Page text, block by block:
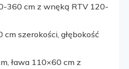
360 cm z wnęką RTV 120-
szerokości, głębokość
ława 110×60 cm z